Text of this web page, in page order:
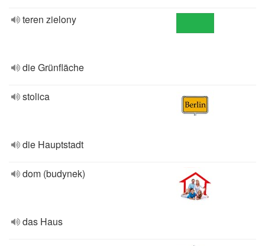
teren zielony
die Grünfläche
stolica
die Hauptstadt
dom (budynek)
das Haus